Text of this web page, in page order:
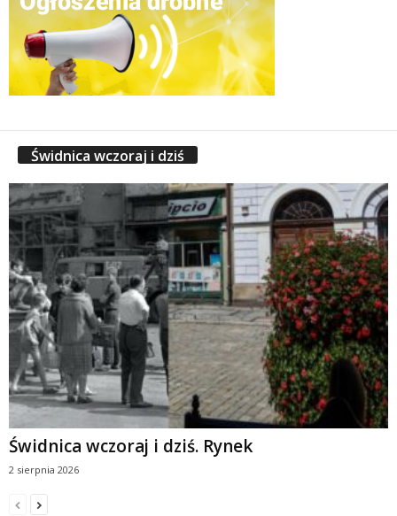
Świdnica wczoraj i dziś
Świdnica wczoraj i dziś. Rynek
2 sierpnia 2026